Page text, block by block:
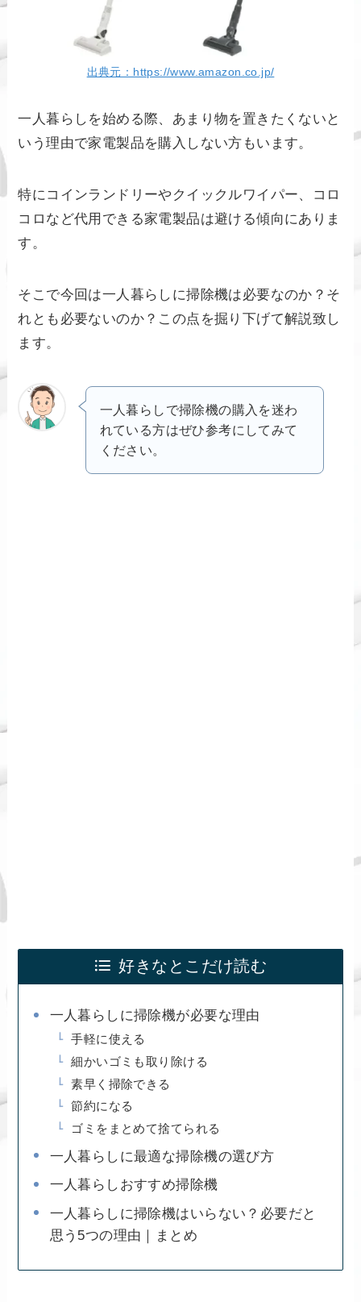
出典元：https://www.amazon.co.jp/
一人暮らしを始める際、あまり物を置きたくないと
いう理由で家電製品を購入しない方もいます。
特にコインランドリーやクイックルワイパー、コロ
コロなど代用できる家電製品は避ける傾向にありま
す。
そこで今回は一人暮らしに掃除機は必要なのか？そ
れとも必要ないのか？この点を掘り下げて解説致し
ます。
一人暮らしで掃除機の購入を迷わ
れている方はぜひ参考にしてみて
ください。
好きなとこだけ読む
一人暮らしに掃除機が必要な理由
手軽に使える
細かいゴミも取り除ける
素早く掃除できる
節約になる
ゴミをまとめて捨てられる
一人暮らしに最適な掃除機の選び方
一人暮らしおすすめ掃除機
一人暮らしに掃除機はいらない？必要だと
思う5つの理由｜まとめ